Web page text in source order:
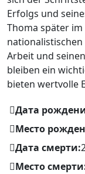
Erfolgs und
Thoma später
Arbeit und
bleiben ein
bieten wertvolle
Дата
Место
Дата смерти:
Место